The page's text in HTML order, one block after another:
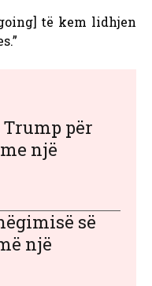
të kem lidhjen
për
një
së
një